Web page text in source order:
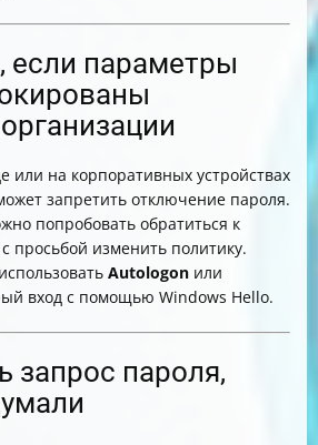
если параметры
или на корпоративных устройствах
запретить отключение пароля.
попробовать обратиться к
просьбой изменить политику.
Autologon или
вход с помощью Windows Hello.
запрос пароля,